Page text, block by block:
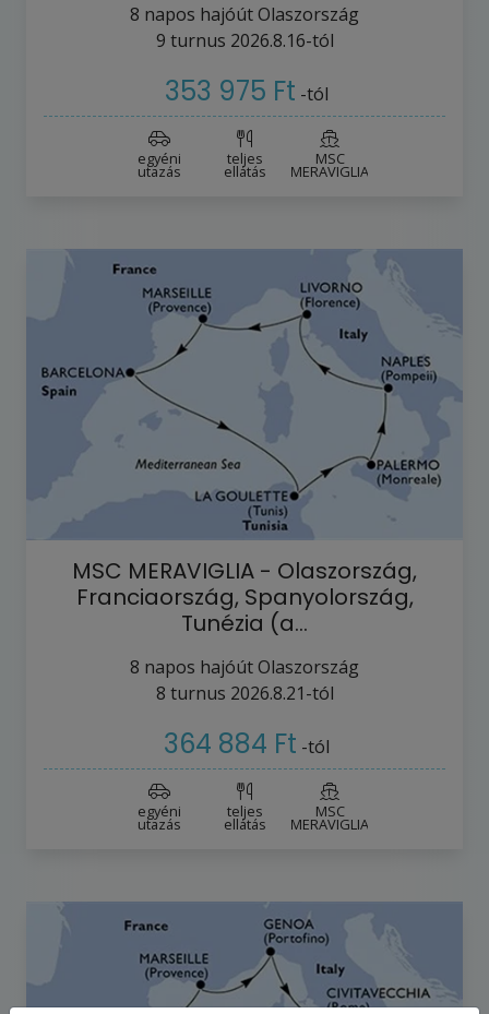
8 napos hajóútOlaszország
9 turnus 2026.8.16-tól
353 975 Ft -tól
egyéni
utazás
teljes
ellátás
MSC
MERAVIGLIA
MSC MERAVIGLIA - Olaszország,
Franciaország, Spanyolország,
Tunézia (a…
8 napos hajóútOlaszország
8 turnus 2026.8.21-tól
364 884 Ft -tól
egyéni
utazás
teljes
ellátás
MSC
MERAVIGLIA